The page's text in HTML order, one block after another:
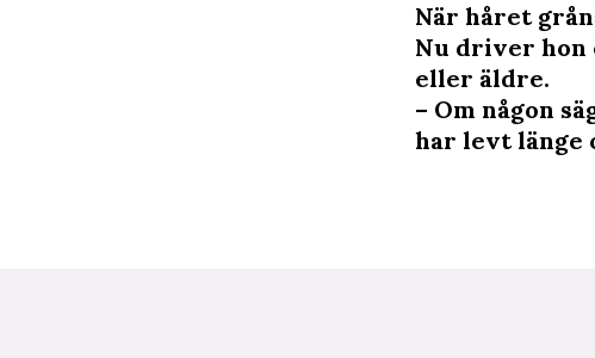
När håret
Nu driver hon
eller äldre.
– Om någon
har levt länge